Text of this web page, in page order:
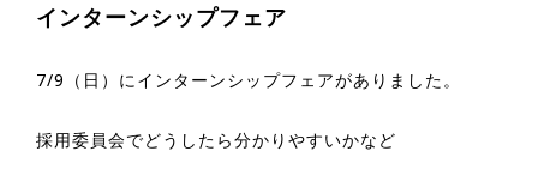
インターンシップフェア
7/9（日）にインターンシップフェアがありました。
採用委員会でどうしたら分かりやすいかなど